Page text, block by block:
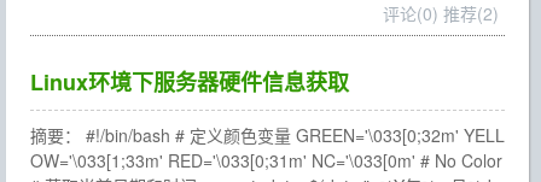
评论(0) 推荐(2)
Linux环境下服务器硬件信息获取
摘要： #!/bin/bash # 定义颜色变量 GREEN='\033[0;32m' YELL
OW='\033[1;33m' RED='\033[0;31m' NC='\033[0m' # No Color